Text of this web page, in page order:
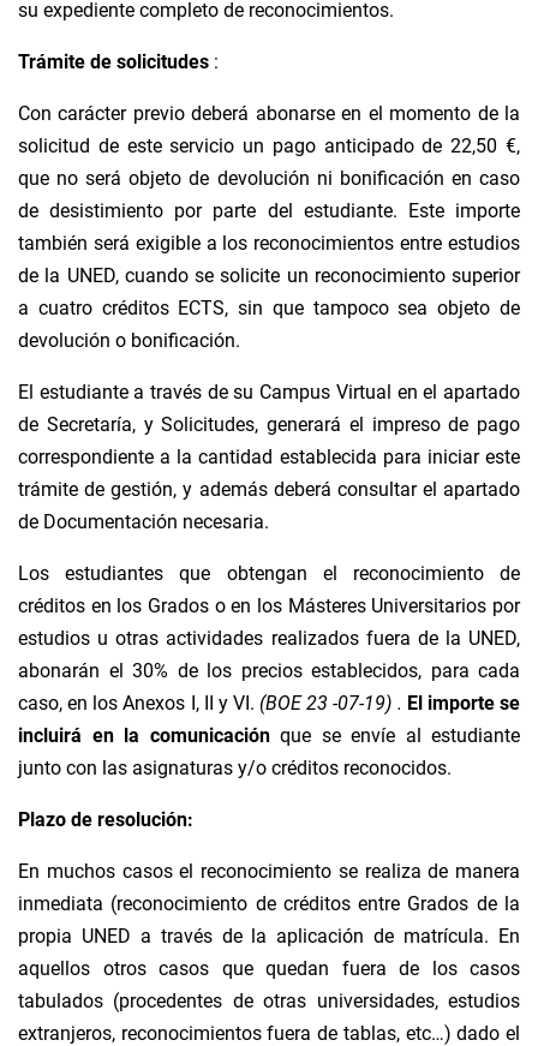
su expediente completo de reconocimientos.
Trámite de solicitudes :
Con carácter previo deberá abonarse en el momento de la
solicitud de este servicio un pago anticipado de 22,50 €,
que no será objeto de devolución ni bonificación en caso
de desistimiento por parte del estudiante. Este importe
también será exigible a los reconocimientos entre estudios
de la UNED, cuando se solicite un reconocimiento superior
a cuatro créditos ECTS, sin que tampoco sea objeto de
devolución o bonificación.
El estudiante a través de su Campus Virtual en el apartado
de Secretaría, y Solicitudes, generará el impreso de pago
correspondiente a la cantidad establecida para iniciar este
trámite de gestión, y además deberá consultar el apartado
de Documentación necesaria.
Los estudiantes que obtengan el reconocimiento de
créditos en los Grados o en los Másteres Universitarios por
estudios u otras actividades realizados fuera de la UNED,
abonarán el 30% de los precios establecidos, para cada
caso, en los Anexos I, II y VI. (BOE 23 -07-19) . El importe se
incluirá en la comunicación que se envíe al estudiante
junto con las asignaturas y/o créditos reconocidos.
Plazo de resolución:
En muchos casos el reconocimiento se realiza de manera
inmediata (reconocimiento de créditos entre Grados de la
propia UNED a través de la aplicación de matrícula. En
aquellos otros casos que quedan fuera de los casos
tabulados (procedentes de otras universidades, estudios
extranjeros, reconocimientos fuera de tablas, etc…) dado el